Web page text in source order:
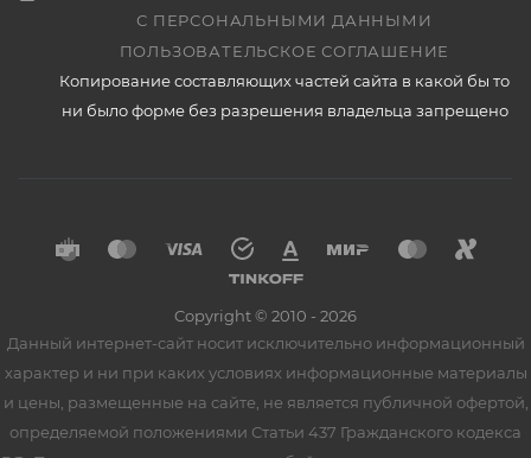
С ПЕРСОНАЛЬНЫМИ ДАННЫМИ
ПОЛЬЗОВАТЕЛЬСКОЕ СОГЛАШЕНИЕ
Копирование составляющих частей сайта в какой бы то
ни было форме без разрешения владельца запрещено
Copyright © 2010 - 2026
Данный интернет-сайт носит исключительно информационный
характер и ни при каких условиях информационные материалы
и цены, размещенные на сайте, не является публичной офертой,
определяемой положениями Статьи 437 Гражданского кодекса